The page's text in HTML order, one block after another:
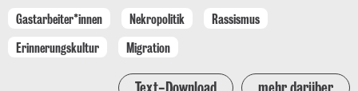
Gastarbeiter*innen Nekropolitik
Rassismus
Erinnerungskultur
Migration